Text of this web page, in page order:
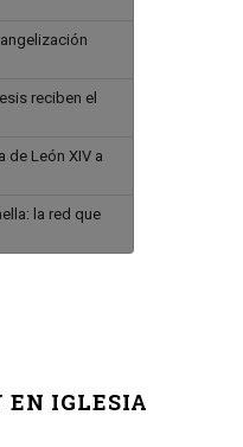
reciben el
de León XIV a
la red que
EN IGLESIA